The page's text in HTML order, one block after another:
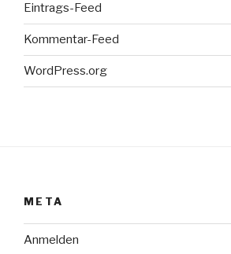
Eintrags-Feed
Kommentar-Feed
WordPress.org
META
Anmelden